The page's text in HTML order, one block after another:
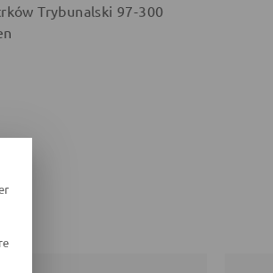
Trybunalski 97-300